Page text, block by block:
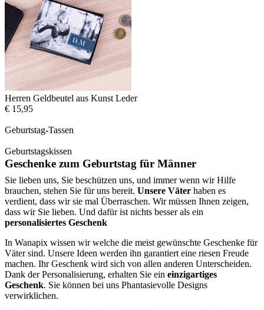
Herren Geldbeutel aus Kunst Leder
€ 15,95
Geburtstag-Tassen
Geburtstagskissen
Geschenke zum Geburtstag für Männer
Sie lieben uns, Sie beschützen uns, und immer wenn wir Hilfe
brauchen, stehen Sie für uns bereit. Unsere Väter haben es
verdient, dass wir sie mal Überraschen. Wir müssen Ihnen zeigen,
dass wir Sie lieben. Und dafür ist nichts besser als ein
personalisiertes Geschenk
In Wanapix wissen wir welche die meist gewünschte Geschenke für
Väter sind. Unsere Ideen werden ihn garantiert eine riesen Freude
machen. Ihr Geschenk wird sich von allen anderen Unterscheiden.
Dank der Personalisierung, erhalten Sie ein einzigartiges
Geschenk. Sie können bei uns Phantasievolle Designs
verwirklichen.